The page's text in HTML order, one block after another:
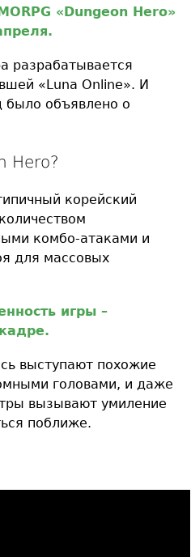
«Dungeon Hero»
разрабатывается
«Luna Online». И
было объявлено о
Hero?
корейский
комбо-атаками и
для массовых
игры –
выступают похожие
головами, и даже
вызывают умиление
поближе.